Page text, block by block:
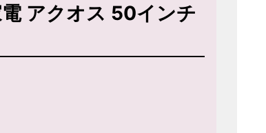
アクオス 50インチ